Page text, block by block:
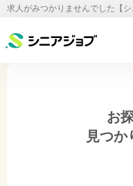
求人がみつかりませんでした【シ
お
見つか